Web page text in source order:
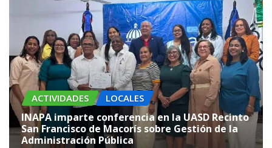
ACTIVIDADES LOCALES
INAPA imparte conferencia en la UASD Recinto
San Francisco de Macorís sobre Gestión de la
Administración Pública